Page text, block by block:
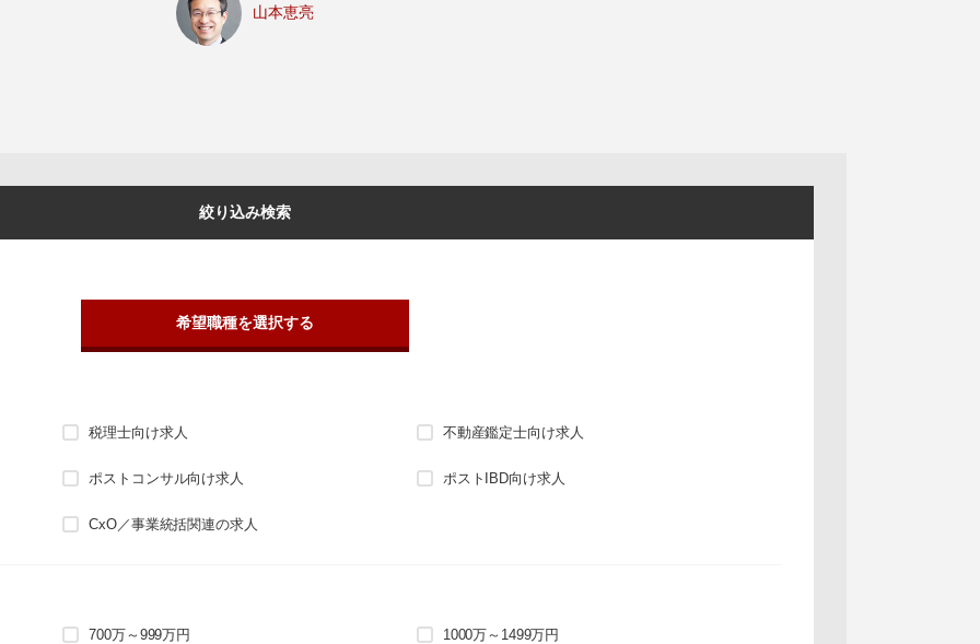
山本恵亮
絞り込み検索
希望職種を選択する
税理士向け求人 不動産鑑定士向け求人
ポストコンサル向け求人 ポストIBD向け求人
CxO／事業統括関連の求人
700万～999万円 1000万～1499万円